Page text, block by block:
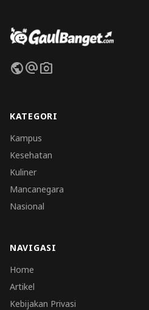
publicalternate_emailphoto_camera
KATEGORI
Kampus
Kesehatan
Kuliner
Mancanegara
Nasional
NAVIGASI
Home
Artikel
Kebijakan Privasi